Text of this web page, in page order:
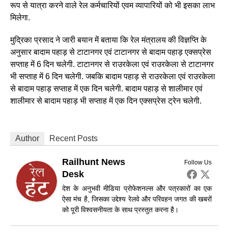
रूप से यात्रा करने वाले रेल कर्मचारियों एवम व्यापारियों को भी इसका लाभ
मिलेगा.
मुद्रिका प्रसाद ने जारी बयान में बताया कि रेल मंत्रालय की विज्ञप्ति के
अनुसार बादाम पहाड़ से टाटानगर एवं टाटानगर से बादाम पहाड़ एक्सप्रेस
सप्ताह में 6 दिन चलेगी. टाटानगर से राउरकेला एवं राउरकेला से टाटानगर
भी सप्ताह में 6 दिन चलेगी. जबकि बादाम पहाड़ से राउरकेला एवं राउरकेला
से बादाम पहाड़ सप्ताह में एक दिन चलेगी. बादाम पहाड़ से शालीमार एवं
शालीमार से बादाम पहाड़ भी सप्ताह में एक दिन एक्सप्रेस ट्रेन चलेगी.
Author Recent Posts
Follow Us
Railhunt News
Desk
देश के अनुभवी मीडिया प्रोफेशनल्स और पत्रकारों का एक
ऐसा मंच है, जिसका उद्देश्य रेलवे और परिवहन जगत की खबरों
को पूरी विश्वसनीयता के साथ प्रस्तुत करना है।